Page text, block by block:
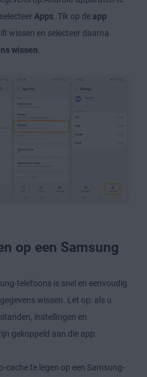
Apps. Tik op de app
wissen en selecteer daarna
wissen.
op een Samsung
telefoons is snel en eenvoudig
wissen. Let op: als u
instellingen en
gekoppeld aan die app.
cache te legen op een Samsung-